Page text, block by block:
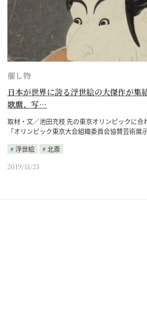
催し物
日本が世界に誇る浮世絵の大傑作が
歌麿、写…
取材・文／池田充枝 先の東京オリンピックに合
「オリンピック東京大会組織委員会協賛芸術
浮世絵
北斎
2019/11/23